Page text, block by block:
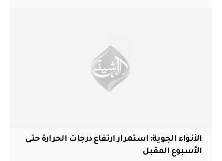
الأنواء الجوية: استمرار ارتفاع درجات الحرارة حتى
الأسبوع المقبل